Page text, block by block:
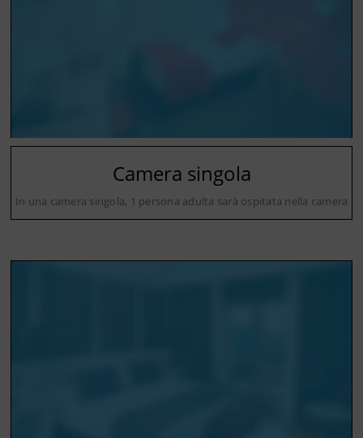
Camera singola
In una camera singola, 1 persona adulta sarà ospitata nella camera